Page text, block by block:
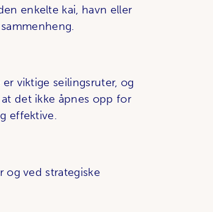
enkelte kai, havn eller
viktige seilingsruter, og
det ikke åpnes opp for
effektive.
og ved strategiske